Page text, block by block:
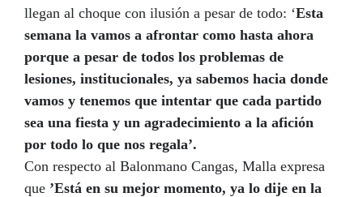
llegan al choque con ilusión a pesar de todo: ‘Esta
semana la vamos a afrontar como hasta ahora
porque a pesar de todos los problemas de
lesiones, institucionales, ya sabemos hacia donde
vamos y tenemos que intentar que cada partido
sea una fiesta y un agradecimiento a la afición
por todo lo que nos regala’.
Con respecto al Balonmano Cangas, Malla expresa
que ’Está en su mejor momento, ya lo dije en la